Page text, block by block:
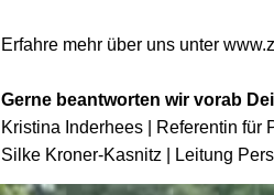
Erfahre mehr über uns unter
Gerne beantworten wir vorab
Kristina Inderhees | Referentin für
Silke Kroner-Kasnitz | Leitung